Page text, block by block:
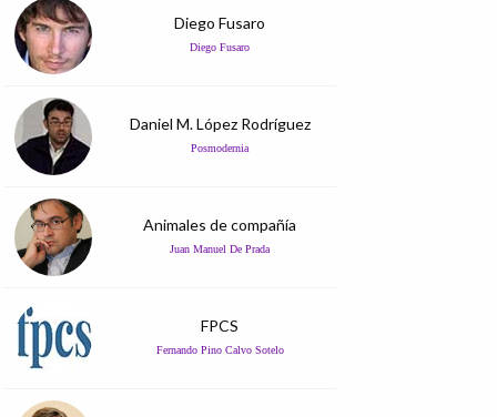
Diego Fusaro
Diego Fusaro
Daniel M. López Rodríguez
Posmodernia
Animales de compañía
Juan Manuel De Prada
FPCS
Fernando Pino Calvo Sotelo